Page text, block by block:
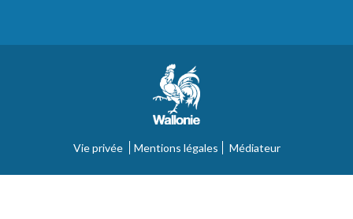
Vie privée Mentions légales Médiateur